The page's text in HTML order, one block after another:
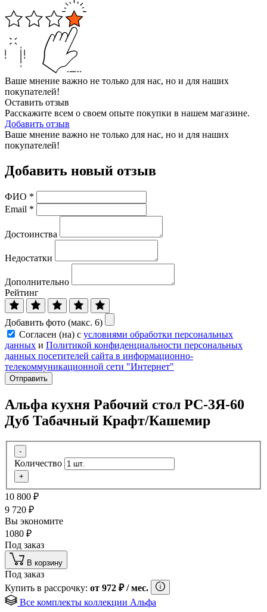
Ваше мнение важно не только для нас, но и для наших
покупателей!
Оставить отзыв
Расскажите всем о своем опыте покупки в нашем магазине.
Добавить отзыв
Ваше мнение важно не только для нас, но и для наших
покупателей!
Добавить новый отзыв
ФИО *
Email *
Достоинства
Недостатки
Дополнительно
Рейтинг
Добавить фото (макс. 6)
Согласен (на) с условиями обработки персональных
данных и Политикой конфиденциальности персональных
данных посетителей сайта в информационно-
телекоммуникационной сети "Интернет"
Отправить
Альфа кухня Рабочий стол РС-3Я-60
Дуб Табачный Крафт/Кашемир
-
Количество
+
10 800 ₽
9 720 ₽
Вы экономите
1080 ₽
Под заказ
В корзину
Под заказ
Купить в рассрочку: от 972 ₽/ мес.
Все комплекты коллекции Альфа